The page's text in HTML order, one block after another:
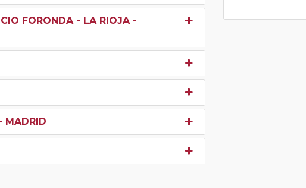
FORONDA - LA RIOJA -
MADRID